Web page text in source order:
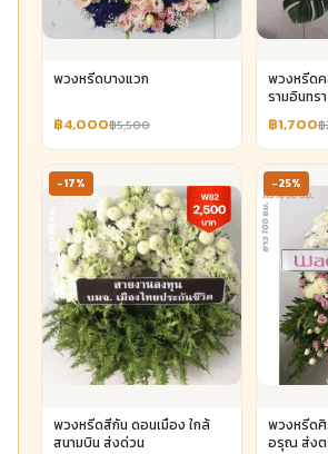
พวงหรีดบางแวก
฿4,000฿5,500
พวงหรีดค
รามอินทร
฿1,700฿
-17%
พวงหรีดสีกัน ดอนเมือง ใกล้
สนามบิน ส่งด่วน
-25%
พวงหรีดศิ
อรุณ ส่งต